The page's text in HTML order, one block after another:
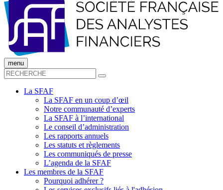
menu
La SFAF
La SFAF en un coup d’œil
Notre communauté d’experts
La SFAF à l’international
Le conseil d’administration
Les rapports annuels
Les statuts et règlements
Les communiqués de presse
L’agenda de la SFAF
Les membres de la SFAF
Pourquoi adhérer ?